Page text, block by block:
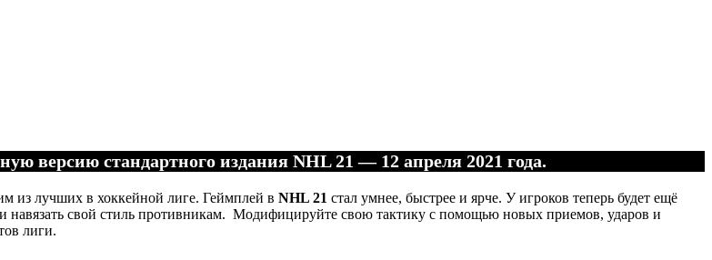
версию стандартного издания NHL 21 — 12 апреля 2021 года.
из лучших в хоккейной лиге. Геймплей в NHL 21 стал умнее, быстрее и ярче. У игроков теперь будет ещё
навязать свой стиль противникам. Модифицируйте свою тактику с помощью новых приемов, ударов и
лиги.